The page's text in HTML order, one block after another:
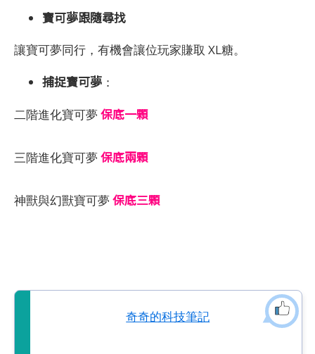
寶可夢跟隨尋找
讓寶可夢同行，有機會讓位玩家賺取 XL糖。
捕捉寶可夢 ：
二階進化寶可夢保底一顆
三階進化寶可夢保底兩顆
神獸與幻獸寶可夢保底三顆
奇奇的科技筆記